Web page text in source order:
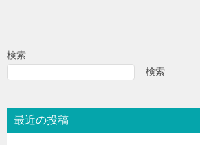
ビ
シ
ョ
検索
検索
最近の投稿